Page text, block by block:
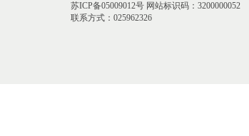
苏ICP备05009012号网站标识码：3200000052
联系方式：025962326